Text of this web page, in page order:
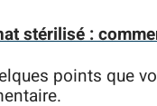
stérilisé :
points que